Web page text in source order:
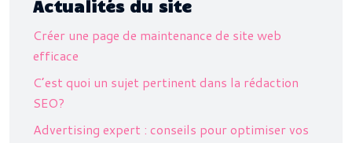
Actualités du site
Créer une page de maintenance de site web
efficace
C’est quoi un sujet pertinent dans la rédaction
SEO?
Advertising expert : conseils pour optimiser vos